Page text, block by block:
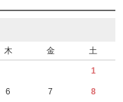
木 金 土
1
6 7 8